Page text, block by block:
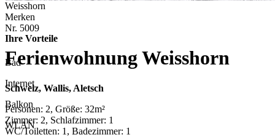
Weisshorn
Merken
Nr. 5009
Ferienwohnung Weisshorn
Schweiz, Wallis, Aletsch
Personen: 2, Größe: 32m²
Zimmer: 2, Schlafzimmer: 1
WC/Toiletten: 1, Badezimmer: 1
Ihre Vorteile
Bad
Internet
Balkon
WLAN